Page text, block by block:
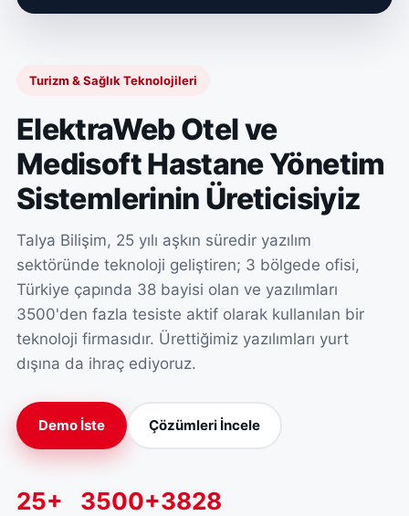
Turizm & Sağlık Teknolojileri
ElektraWeb Otel ve
Medisoft Hastane Yönetim
Sistemlerinin Üreticisiyiz
Talya Bilişim, 25 yılı aşkın süredir yazılım
sektöründe teknoloji geliştiren; 3 bölgede ofisi,
Türkiye çapında 38 bayisi olan ve yazılımları
3500'den fazla tesiste aktif olarak kullanılan bir
teknoloji firmasıdır. Ürettiğimiz yazılımları yurt
dışına da ihraç ediyoruz.
Demo İste Çözümleri İncele
25+ 3500+3828